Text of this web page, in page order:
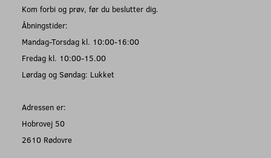
Kom forbi og prøv, før du beslutter dig.
Åbningstider:
Mandag-Torsdag kl. 10:00-16:00
Fredag kl. 10:00-15.00
Lørdag og Søndag: Lukket
Adressen er:
Hobrovej 50
2610 Rødovre